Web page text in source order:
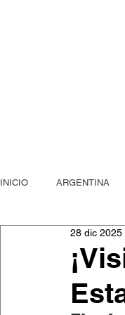
INICIO ARGENTINA
La Peste, Posta
28 dic 2025